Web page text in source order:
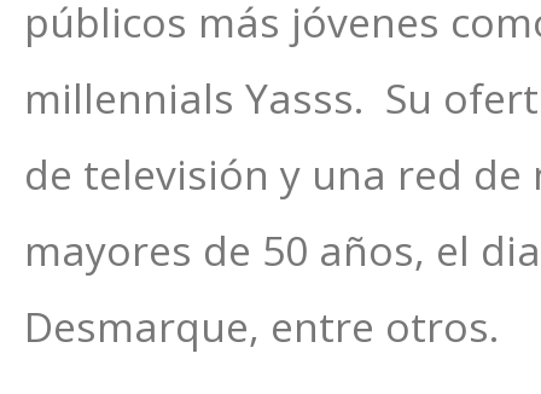
públicos más jóvenes
millennials Yasss. Su
de televisión y una red
mayores de 50 años, el
Desmarque, entre otros.